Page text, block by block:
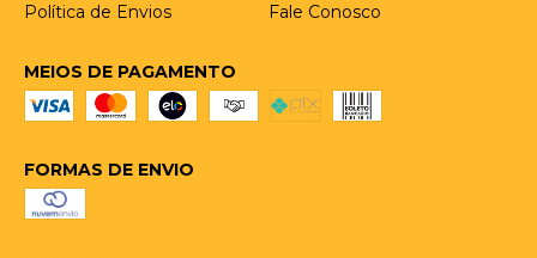
Política de Envios Fale Conosco
MEIOS DE PAGAMENTO
FORMAS DE ENVIO